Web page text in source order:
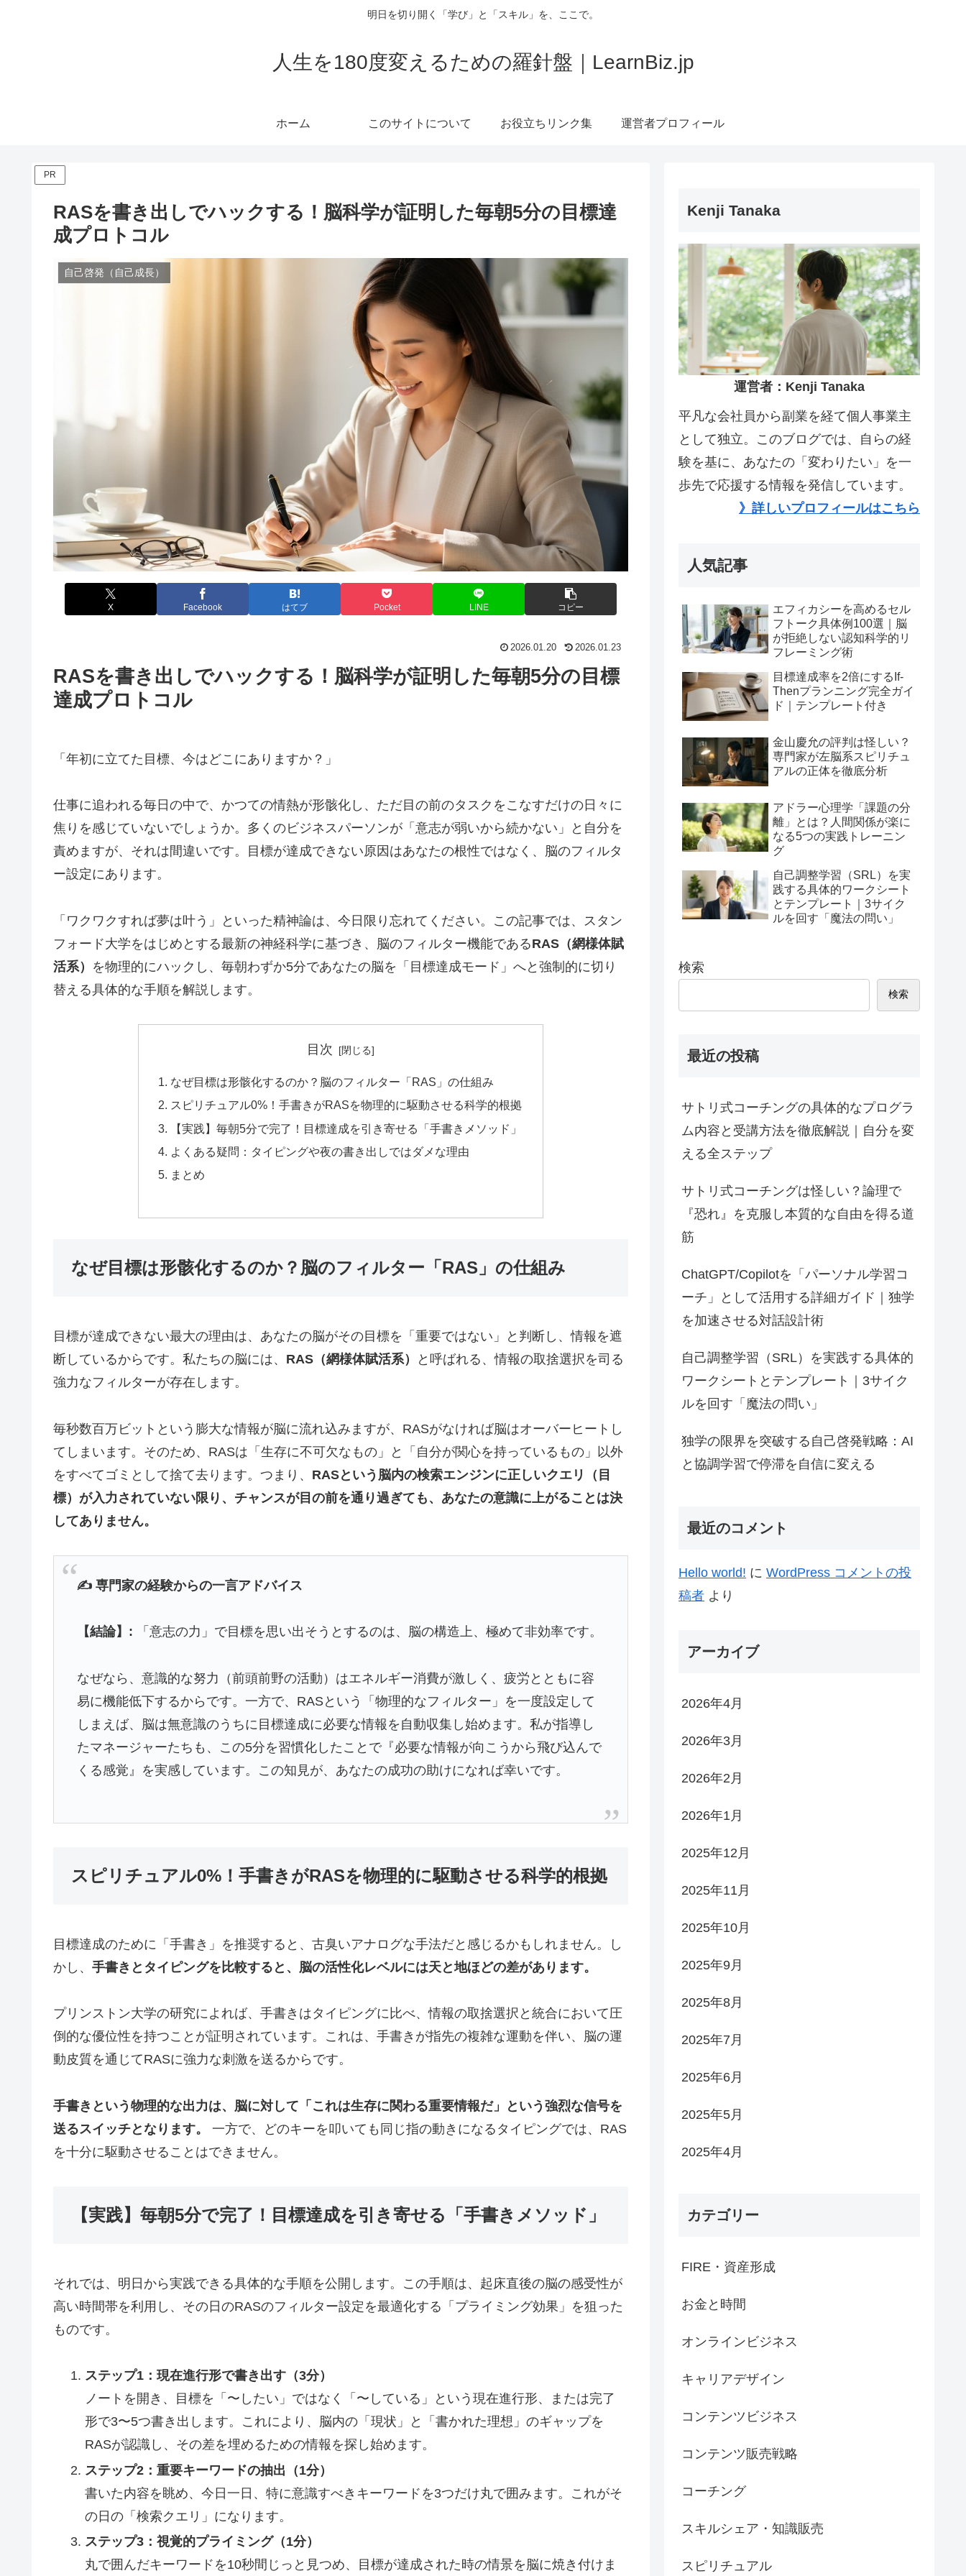
明日を切り開く「学び」と「スキル」を、ここで。
人生を180度変えるための羅針盤｜LearnBiz.jp
ホーム このサイトについて お役立ちリンク集 運営者プロフィール
PR
RASを書き出しでハックする！脳科学が証明した毎朝5分の目標達
成プロトコル
自己啓発（自己成長）
X Facebook はてブ Pocket LINE コピー
2026.01.20 2026.01.23
RASを書き出しでハックする！脳科学が証明した毎朝5分の目標
達成プロトコル
「年初に立てた目標、今はどこにありますか？」
仕事に追われる毎日の中で、かつての情熱が形骸化し、ただ目の前のタスクをこなすだけの日々に
焦りを感じていないでしょうか。多くのビジネスパーソンが「意志が弱いから続かない」と自分を
責めますが、それは間違いです。目標が達成できない原因はあなたの根性ではなく、脳のフィルタ
ー設定にあります。
「ワクワクすれば夢は叶う」といった精神論は、今日限り忘れてください。この記事では、スタン
フォード大学をはじめとする最新の神経科学に基づき、脳のフィルター機能であるRAS（網様体賦
活系） を物理的にハックし、毎朝わずか5分であなたの脳を「目標達成モード」へと強制的に切り
替える具体的な手順を解説します。
目次
なぜ目標は形骸化するのか？脳のフィルター「RAS」の仕組み
スピリチュアル0%！手書きがRASを物理的に駆動させる科学的根拠
【実践】毎朝5分で完了！目標達成を引き寄せる「手書きメソッド」
よくある疑問：タイピングや夜の書き出しではダメな理由
まとめ
なぜ目標は形骸化するのか？脳のフィルター「RAS」の仕組み
目標が達成できない最大の理由は、あなたの脳がその目標を「重要ではない」と判断し、情報を遮
断しているからです。私たちの脳には、 RAS（網様体賦活系）
と呼ばれる、情報の取捨選択を司る
強力なフィルターが存在します。
毎秒数百万ビットという膨大な情報が脳に流れ込みますが、RASがなければ脳はオーバーヒートし
てしまいます。そのため、RASは「生存に不可欠なもの」と「自分が関心を持っているもの」以外
をすべてゴミとして捨て去ります。つまり、 RASという脳内の検索エンジンに正しいクエリ（目
標）が入力されていない限り、チャンスが目の前を通り過ぎても、あなたの意識に上がることは決
してありません。
✍️ 専門家の経験からの一言アドバイス
【結論】: 「意志の力」で目標を思い出そうとするのは、脳の構造上、極めて非効率です。
なぜなら、意識的な努力（前頭前野の活動）はエネルギー消費が激しく、疲労とともに容
易に機能低下するからです。一方で、RASという「物理的なフィルター」を一度設定して
しまえば、脳は無意識のうちに目標達成に必要な情報を自動収集し始めます。私が指導し
たマネージャーたちも、この5分を習慣化したことで『必要な情報が向こうから飛び込んで
くる感覚』を実感しています。この知見が、あなたの成功の助けになれば幸いです。
スピリチュアル0%！手書きがRASを物理的に駆動させる科学的根拠
目標達成のために「手書き」を推奨すると、古臭いアナログな手法だと感じるかもしれません。し
かし、 手書きとタイピングを比較すると、脳の活性化レベルには天と地ほどの差があります。
プリンストン大学の研究によれば、手書きはタイピングに比べ、情報の取捨選択と統合において圧
倒的な優位性を持つことが証明されています。これは、手書きが指先の複雑な運動を伴い、脳の運
動皮質を通じてRASに強力な刺激を送るからです。
手書きという物理的な出力は、脳に対して「これは生存に関わる重要情報だ」という強烈な信号を
送るスイッチとなります。
一方で、どのキーを叩いても同じ指の動きになるタイピングでは、RAS
を十分に駆動させることはできません。
【実践】毎朝5分で完了！目標達成を引き寄せる「手書きメソッド」
それでは、明日から実践できる具体的な手順を公開します。この手順は、起床直後の脳の感受性が
高い時間帯を利用し、その日のRASのフィルター設定を最適化する「プライミング効果」を狙った
ものです。
ステップ1：現在進行形で書き出す（3分）
ノートを開き、目標を「〜したい」ではなく「〜している」という現在進行形、または完了
形で3〜5つ書き出します。これにより、脳内の「現状」と「書かれた理想」のギャップを
RASが認識し、その差を埋めるための情報を探し始めます。
ステップ2：重要キーワードの抽出（1分）
書いた内容を眺め、今日一日、特に意識すべきキーワードを3つだけ丸で囲みます。これがそ
の日の「検索クエリ」になります。
ステップ3：視覚的プライミング（1分）
丸で囲んだキーワードを10秒間じっと見つめ、目標が達成された時の情景を脳に焼き付けま
Kenji Tanaka
運営者：Kenji Tanaka
平凡な会社員から副業を経て個人事業主
として独立。このブログでは、自らの経
験を基に、あなたの「変わりたい」を一
歩先で応援する情報を発信しています。
》詳しいプロフィールはこちら
人気記事
エフィカシーを高めるセル
フトーク具体例100選｜脳
が拒絶しない認知科学的リ
フレーミング術
目標達成率を2倍にするIf-
Thenプランニング完全ガイ
ド｜テンプレート付き
金山慶允の評判は怪しい？
専門家が左脳系スピリチュ
アルの正体を徹底分析
アドラー心理学「課題の分
離」とは？人間関係が楽に
なる5つの実践トレーニン
グ
自己調整学習（SRL）を実
践する具体的ワークシート
とテンプレート｜3サイク
ルを回す「魔法の問い」
検索
検索
最近の投稿
サトリ式コーチングの具体的なプログラ
ム内容と受講方法を徹底解説｜自分を変
える全ステップ
サトリ式コーチングは怪しい？論理で
『恐れ』を克服し本質的な自由を得る道
筋
ChatGPT/Copilotを「パーソナル学習コ
ーチ」として活用する詳細ガイド｜独学
を加速させる対話設計術
自己調整学習（SRL）を実践する具体的
ワークシートとテンプレート｜3サイク
ルを回す「魔法の問い」
独学の限界を突破する自己啓発戦略：AI
と協調学習で停滞を自信に変える
最近のコメント
Hello world! に WordPress コメントの投
稿者 より
アーカイブ
2026年4月
2026年3月
2026年2月
2026年1月
2025年12月
2025年11月
2025年10月
2025年9月
2025年8月
2025年7月
2025年6月
2025年5月
2025年4月
カテゴリー
FIRE・資産形成
お金と時間
オンラインビジネス
キャリアデザイン
コンテンツビジネス
コンテンツ販売戦略
コーチング
スキルシェア・知識販売
スピリチュアル